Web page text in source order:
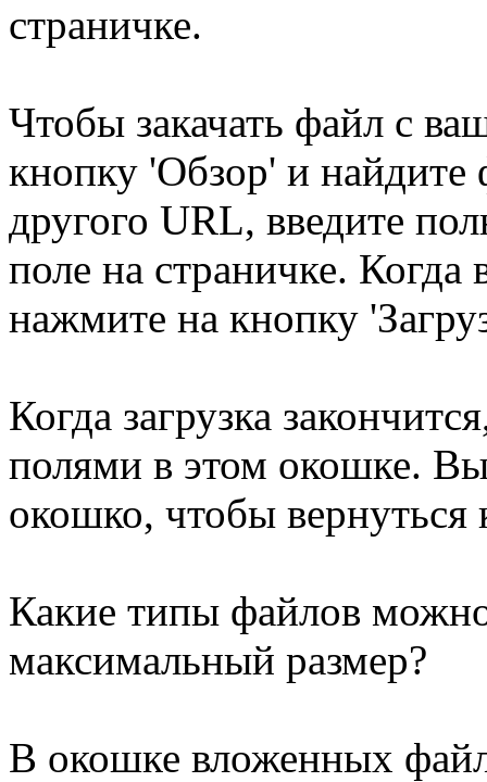
страничке.
Чтобы закачать файл с
кнопку 'Обзор' и найдите
другого URL, введите
поле на страничке.
нажмите на кнопку
Когда загрузка
полями в этом окошке.
окошко, чтобы вернуться
Какие типы файлов
максимальный размер?
В окошке вложенных